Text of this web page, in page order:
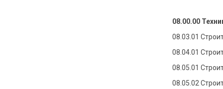
08.00.00
08.03.01
08.04.01
08.05.01
08.05.02